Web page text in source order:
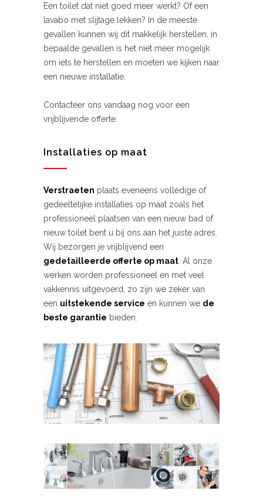
Een toilet dat niet goed meer werkt? Of een
lavabo met slijtage lekken? In de meeste
gevallen kunnen wij dit makkelijk herstellen, in
bepaalde gevallen is het niet meer mogelijk
om iets te herstellen en moeten we kijken naar
een nieuwe installatie.
Contacteer ons vandaag nog voor een
vrijblijvende offerte.
Installaties op maat
Verstraeten plaats eveneens volledige of
gedeeltelijke installaties op maat zoals het
professioneel plaatsen van een nieuw bad of
nieuw toilet bent u bij ons aan het juiste adres.
Wij bezorgen je vrijblijvend een
gedetailleerde offerte op maat . Al onze
werken worden professioneel en met veel
vakkennis uitgevoerd, zo zijn we zeker van
een uitstekende service én kunnen we de
beste garantie bieden.